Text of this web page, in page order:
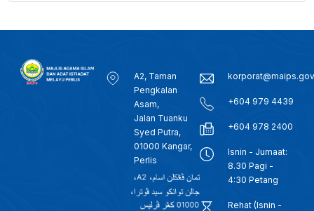
A2, Taman
Pengkalan
Asam,
Jalan Tuanku
Syed Putra,
01000 Kangar,
Perlis
+604 979 4439
+604 978 2400
Isnin - Jumaat:
8.30 Pagi -
4:30 Petang
Rehat (Isnin -